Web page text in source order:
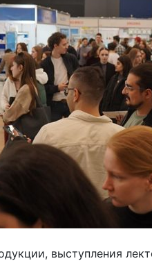
выступления